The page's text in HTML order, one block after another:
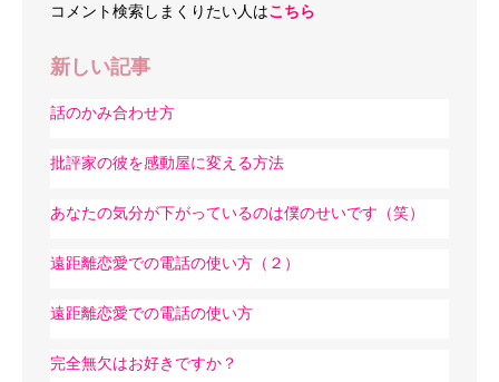
コメント検索しまくりたい人はこちら
新しい記事
話のかみ合わせ方
批評家の彼を感動屋に変える方法
あなたの気分が下がっているのは僕のせいです（笑）
遠距離恋愛での電話の使い方（２）
遠距離恋愛での電話の使い方
完全無欠はお好きですか？